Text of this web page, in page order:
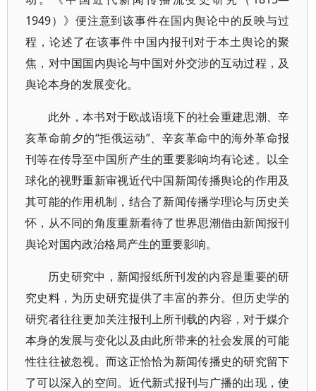
1949）》便注意到该事件在国内舆论中的反映与过
程，论述了在该事件中国内报刊对于本土舆论的聚
焦，对中国国内舆论与中国对外交涉的互动过程，及
舆论本身的发展变化。
此外，本书对于欧战语境下的社会重建思潮、辛
亥革命前夕的“拒俄运动”、辛亥革命中的海外革命报
刊等在传导至中国所产生的重要影响均有论述。以全
球化的视野重新审视近代中国新闻传播舆论的作用及
其可能的作用机制，结合了新闻传播学理论与历史关
怀，从不同的角度重新看待了世界思潮借由新闻报刊
舆论对国内政治格局产生的重要影响。
历史研究中，新闻报纸所刊发的内容是重要的研
究史料，为历史研究提供了丰富的养分。但历史学的
研究者往往更加关注报刊上所刊载的内容，对于媒介
本身的发展与变化以及由此所带来的社会发展的可能
性往往被忽视。而这正恰恰为新闻传播史的研究留下
了可以深入的空间。近代新式报刊与广播的出现，使